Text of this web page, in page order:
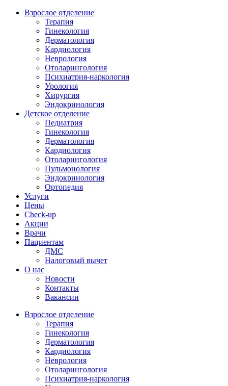
Взрослое отделение
Терапия
Гинекология
Дерматология
Кардиология
Неврология
Отоларингология
Психиатрия-наркология
Урология
Хирургия
Эндокринология
Детское отделение
Педиатрия
Гинекология
Дерматология
Кардиология
Отоларингология
Пульмонология
Эндокринология
Ортопедия
Услуги
Цены
Check-up
Акции
Врачи
Пациентам
ДМС
Налоговый вычет
О нас
Новости
Контакты
Вакансии
Взрослое отделение
Терапия
Гинекология
Дерматология
Кардиология
Неврология
Отоларингология
Психиатрия-наркология